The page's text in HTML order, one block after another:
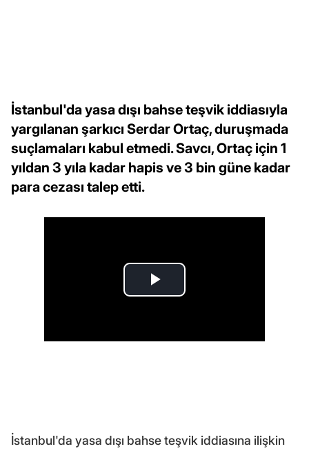
İstanbul'da yasa dışı bahse teşvik iddiasıyla
yargılanan şarkıcı Serdar Ortaç, duruşmada
suçlamaları kabul etmedi. Savcı, Ortaç için 1
yıldan 3 yıla kadar hapis ve 3 bin güne kadar
para cezası talep etti.
İstanbul'da yasa dışı bahse teşvik iddiasına ilişkin